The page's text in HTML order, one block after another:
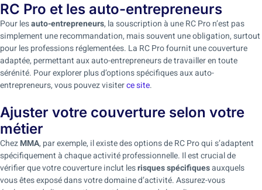
RC Pro et les auto-entrepreneurs
Pour lesauto-entrepreneurs, la souscription à une RC Pro n’est pas
simplement une recommandation, mais souvent une obligation, surtout
pour les professions réglementées. La RC Pro fournit une couverture
adaptée, permettant aux auto-entrepreneurs de travailler en toute
sérénité. Pour explorer plus d’options spécifiques aux auto-
entrepreneurs, vous pouvez visiterce site.
Ajuster votre couverture selon votre
métier
ChezMMA, par exemple, il existe des options de RC Pro qui s’adaptent
spécifiquement à chaque activité professionnelle. Il est crucial de
vérifier que votre couverture inclut lesrisques spécifiquesauxquels
vous êtes exposé dans votre domaine d’activité. Assurez-vous